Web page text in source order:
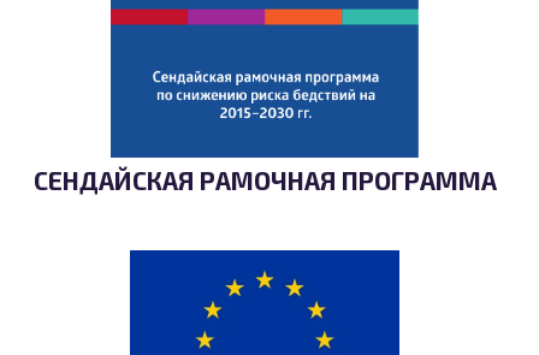
СЕНДАЙСКАЯ РАМОЧНАЯ ПРОГРАММА